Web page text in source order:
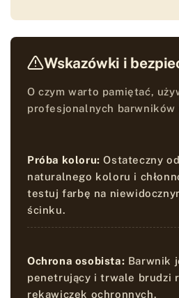
Wskazówki i
O czym warto pamiętać,
profesjonalnych barwników
Próba koloru: Ostateczny
naturalnego koloru i
testuj farbę na
ścinku.
Ochrona osobista: Barwnik
penetrujący i trwale brudzi
rękawiczek ochronnych.